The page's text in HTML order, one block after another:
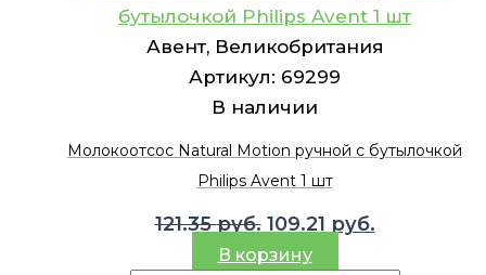
бутылочкой Philips Avent 1 шт
Авент, Великобритания
Артикул: 69299
В наличии
Молокоотсос Natural Motion ручной с бутылочкой
Philips Avent 1 шт
121.35руб. Первоначальная
цена
109.21 руб.Текущая
В корзину